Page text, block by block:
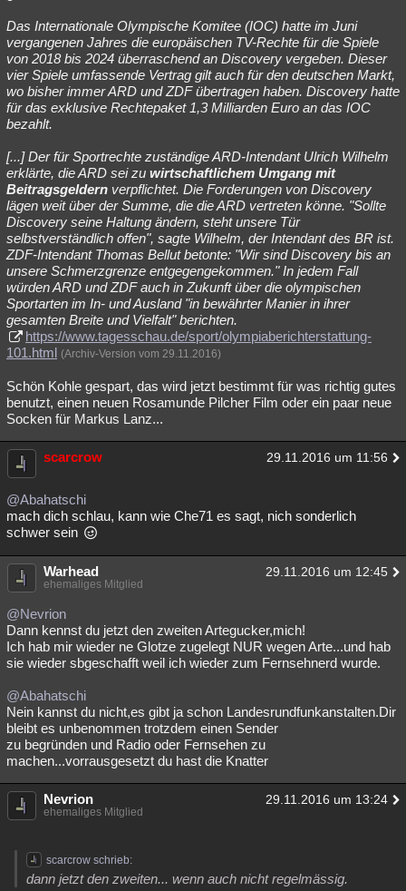
Das Internationale Olympische Komitee (IOC) hatte im Juni
vergangenen Jahres die europäischen TV-Rechte für die Spiele
von 2018 bis 2024 überraschend an Discovery vergeben. Dieser
vier Spiele umfassende Vertrag gilt auch für den deutschen Markt,
wo bisher immer ARD und ZDF übertragen haben. Discovery hatte
für das exklusive Rechtepaket 1,3 Milliarden Euro an das IOC
bezahlt.
[...] Der für Sportrechte zuständige ARD-Intendant Ulrich Wilhelm
erklärte, die ARD sei zu wirtschaftlichem Umgang mit
Beitragsgeldern verpflichtet. Die Forderungen von Discovery
lägen weit über der Summe, die die ARD vertreten könne. "Sollte
Discovery seine Haltung ändern, steht unsere Tür
selbstverständlich offen", sagte Wilhelm, der Intendant des BR ist.
ZDF-Intendant Thomas Bellut betonte: "Wir sind Discovery bis an
unsere Schmerzgrenze entgegengekommen." In jedem Fall
würden ARD und ZDF auch in Zukunft über die olympischen
Sportarten im In- und Ausland "in bewährter Manier in ihrer
gesamten Breite und Vielfalt" berichten.
https://www.tagesschau.de/sport/olympiaberichterstattung-
101.html (Archiv-Version vom 29.11.2016)
Schön Kohle gespart, das wird jetzt bestimmt für was richtig gutes
benutzt, einen neuen Rosamunde Pilcher Film oder ein paar neue
Socken für Markus Lanz...
scarcrow 29.11.2016 um 11:56
@Abahatschi
mach dich schlau, kann wie Che71 es sagt, nich sonderlich
schwer sein
Warhead 29.11.2016 um 12:45
ehemaliges Mitglied
@Nevrion
Dann kennst du jetzt den zweiten Artegucker,mich!
Ich hab mir wieder ne Glotze zugelegt NUR wegen Arte...und hab
sie wieder sbgeschafft weil ich wieder zum Fernsehnerd wurde.
@Abahatschi
Nein kannst du nicht,es gibt ja schon Landesrundfunkanstalten.Dir
bleibt es unbenommen trotzdem einen Sender
zu begründen und Radio oder Fernsehen zu
machen...vorrausgesetzt du hast die Knatter
Nevrion 29.11.2016 um 13:24
ehemaliges Mitglied
scarcrow schrieb:
dann jetzt den zweiten... wenn auch nicht regelmässig.